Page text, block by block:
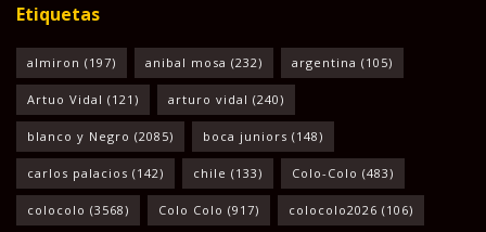
Etiquetas
almiron (197) anibal mosa (232) argentina (105)
Artuo Vidal (121) arturo vidal (240)
blanco y Negro (2085) boca juniors (148)
carlos palacios (142) chile (133) Colo-Colo (483)
colocolo (3568) Colo Colo (917) colocolo2026 (106)